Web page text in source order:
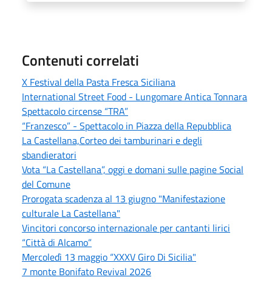
Contenuti correlati
X Festival della Pasta Fresca Siciliana
International Street Food - Lungomare Antica Tonnara
Spettacolo circense “TRA”
“Franzesco” - Spettacolo in Piazza della Repubblica
La Castellana,Corteo dei tamburinari e degli
sbandieratori
Vota “La Castellana”, oggi e domani sulle pagine Social
del Comune
Prorogata scadenza al 13 giugno "Manifestazione
culturale La Castellana"
Vincitori concorso internazionale per cantanti lirici
“Città di Alcamo”
Mercoledì 13 maggio “XXXV Giro Di Sicilia"
7 monte Bonifato Revival 2026